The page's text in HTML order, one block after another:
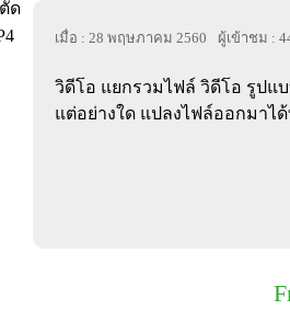
เมื่อ : 28 พฤษภาคม 2560 ผู้เข้าชม :
วิดีโอ แยกรวมไฟล์ วิดีโอ รูปแบ
แต่อย่างใด แปลงไฟล์ออกมาไ